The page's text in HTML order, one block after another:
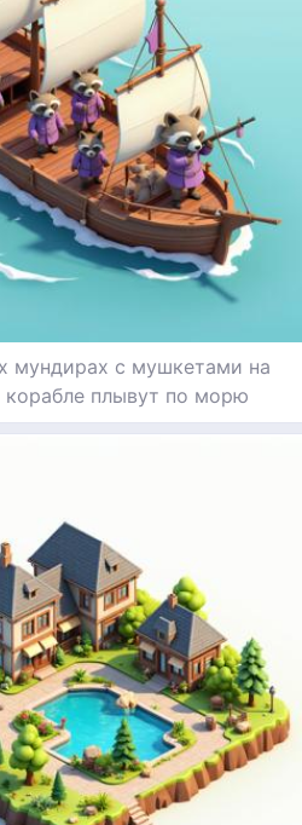
мундирах с мушкетами на
плывут по морю